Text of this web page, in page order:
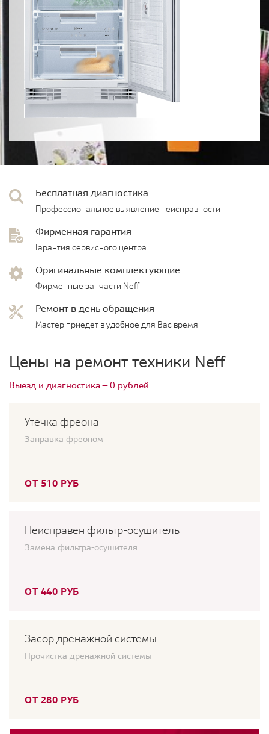
Бесплатная диагностика
Профессиональное выявление неисправности
Фирменная гарантия
Гарантия сервисного центра
Оригинальные комплектующие
Фирменные запчасти Neff
Ремонт в день обращения
Мастер приедет в удобное для Вас время
Цены на ремонт техники Neff
Выезд и диагностика — 0 рублей
Утечка фреона
Заправка фреоном
ОТ 510 РУБ
Неисправен фильтр-осушитель
Замена фильтра-осушителя
ОТ 440 РУБ
Засор дренажной системы
Прочистка дренажной системы
ОТ 280 РУБ